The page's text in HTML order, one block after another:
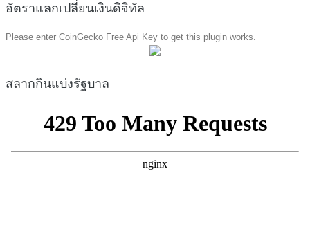
อัตราแลกเปลี่ยนเงินดิจิทัล
Please enter CoinGecko Free Api Key to get this plugin works.
สลากกินแบ่งรัฐบาล